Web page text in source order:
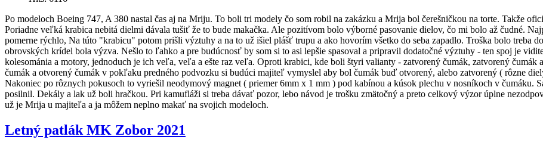
Po modeloch Boeing 747, A 380 nastal čas aj na Mriju. To boli tri modely čo som robil na zakázku a Mrija bol čerešničkou na torte. Takže
Poriadne veľká krabica nebitá dielmi dávala tušiť že to bude makačka. Ale pozitívom bolo výborné pasovanie dielov, čo mi bolo až čudné.
pomerne rýchlo, Na túto "krabicu" potom prišli výztuhy a na to už išiel plášť trupu a ako hovorím všetko do seba zapadlo. Troška bolo treba
obrovských krídel bola výzva. Nešlo to ľahko a pre budúcnosť by som si to asi lepšie spasoval a pripravil dodatočné výztuhy - ten spoj je
kolesománia a motory, jednoduch je ich veľa, veľa a ešte raz veľa. Oproti krabici, kde boli štyri valianty - zatvorený čumák, zatvorený čumák
čumák a otvorený čumák v pokľaku predného podvozku si budúci majiteľ vymyslel aby bol čumák buď otvorený, alebo zatvorený ( rôzne
Nakoniec po rôznych pokusoch to vyriešil neodymový magnet ( priemer 6mm x 1 mm ) pod kabínou a kúsok plechu v nosníkoch v čumáku.
posilnil. Dekály a lak už boli hračkou. Pri kamufláži si treba dávať pozor, lebo návod je trošku zmätočný a preto celkový výzor úplne
už je Mrija u majiteľa a ja môžem neplno makať na svojich modeloch.
Letný patlák MK Zobor 2021